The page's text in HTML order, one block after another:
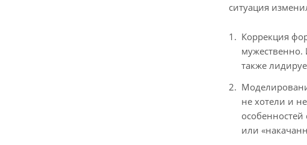
ситуация
Коррекция
мужественно.
также
не хотели и
или